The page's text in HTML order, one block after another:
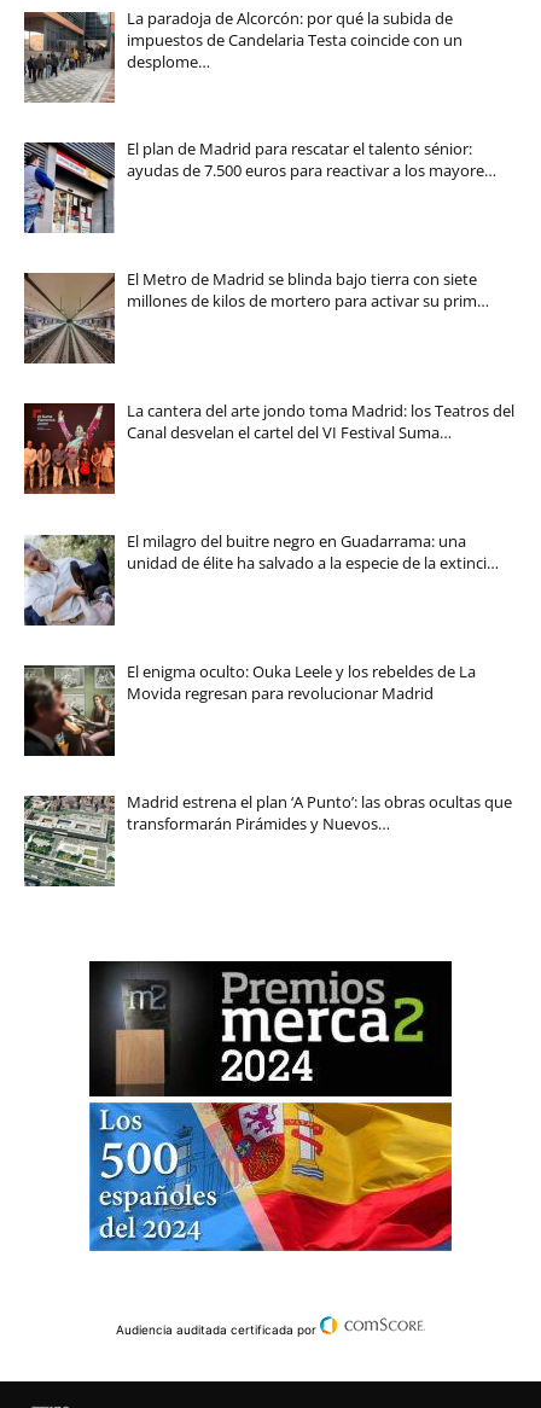
La paradoja de Alcorcón: por qué la subida de
impuestos de Candelaria Testa coincide con un
desplome…
El plan de Madrid para rescatar el talento sénior:
ayudas de 7.500 euros para reactivar a los mayore…
El Metro de Madrid se blinda bajo tierra con siete
millones de kilos de mortero para activar su prim…
La cantera del arte jondo toma Madrid: los Teatros del
Canal desvelan el cartel del VI Festival Suma…
El milagro del buitre negro en Guadarrama: una
unidad de élite ha salvado a la especie de la extinci…
El enigma oculto: Ouka Leele y los rebeldes de La
Movida regresan para revolucionar Madrid
Madrid estrena el plan ‘A Punto’: las obras ocultas que
transformarán Pirámides y Nuevos…
Audiencia auditada certificada por